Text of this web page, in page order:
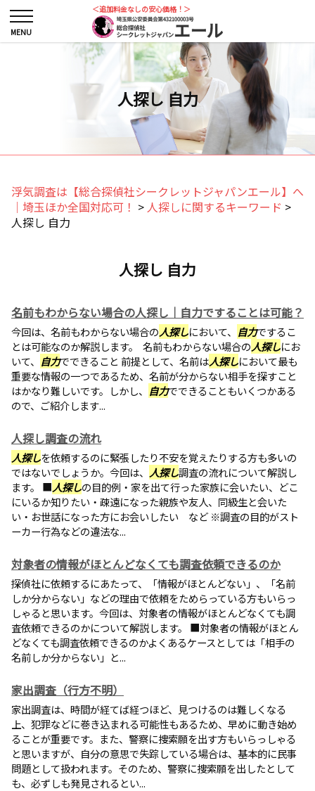
人探し 自力
＜追加料金なしの安心価格！＞
浮気調査は【総合探偵社シークレットジャパンエール】へ
｜埼玉ほか全国対応可！ > 人探しに関するキーワード >
人探し 自力
人探し 自力
名前もわからない場合の人探し｜自力ですることは可能？
今回は、名前もわからない場合の人探しにおいて、 自力でするこ
とは可能なのか解説します。 名前もわからない場合の人探しにお
いて、 自力でできること 前提として、名前は人探しにおいて最も
重要な情報の一つであるため、名前が分からない相手を探すこと
はかなり難しいです。しかし、 自力でできることもいくつかある
ので、ご紹介します...
人探し調査の流れ
人探しを依頼するのに緊張したり不安を覚えたりする方も多いの
ではないでしょうか。今回は、 人探し調査の流れについて解説し
ます。 ■人探しの目的例・家を出て行った家族に会いたい、どこ
にいるか知りたい・疎遠になった親族や友人、同級生と会いた
い・お世話になった方にお会いしたい など ※調査の目的がスト
ーカー行為などの違法な...
対象者の情報がほとんどなくても調査依頼できるのか
探偵社に依頼するにあたって、「情報がほとんどない」、「名前
しか分からない」などの理由で依頼をためらっている方もいらっ
しゃると思います。今回は、対象者の情報がほとんどなくても調
査依頼できるのかについて解説します。 ■対象者の情報がほとん
どなくても調査依頼できるのかよくあるケースとしては「相手の
名前しか分からない」と...
家出調査（行方不明）
家出調査は、時間が経てば経つほど、見つけるのは難しくなる
上、犯罪などに巻き込まれる可能性もあるため、早めに動き始め
ることが重要です。また、警察に捜索願を出す方もいらっしゃる
と思いますが、自分の意思で失踪している場合は、基本的に民事
問題として扱われます。そのため、警察に捜索願を出したとして
も、必ずしも発見されるとい...